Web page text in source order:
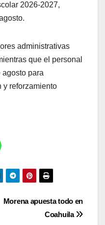
2026-2027,
administrativas
que el personal
para
y reforzamiento
Morena apuesta todo en
Coahuila